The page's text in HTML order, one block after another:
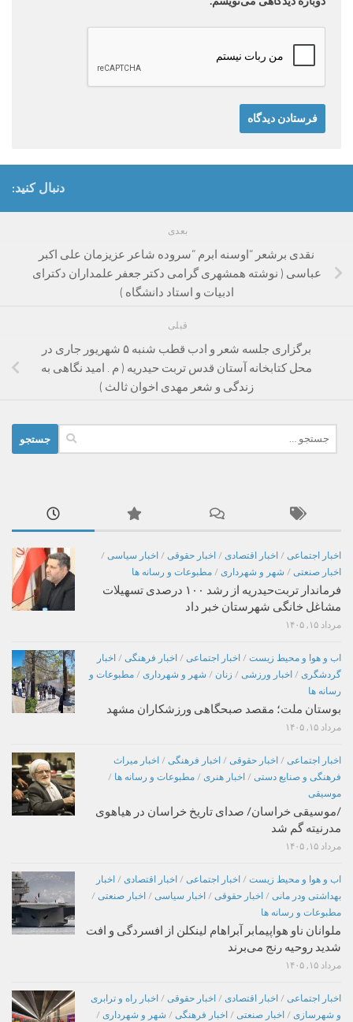
دنبال کنید:
بعدی
نقدی برشعر “اوسنه ابرم “سروده شاعر عزیزمان علی اکبر
عباسی ( نوشته همشهری گرامی دکتر جعفر علمداران دکترای
ادبیات و استاد دانشگاه )
قبلی
برگزاری جلسه شعر و ادب قطب شنبه ۵ شهریور جاری در
محل کتابخانه آستان قدس تربت حیدریه ( م . امید نگاهی به
زندگی و شعر مهدی اخوان ثالث )
برای:
اخبار اجتماعی / اخبار اقتصادی / اخبار حقوقی / اخبار سیاسی /
اخبار صنعتی / شهر و شهرداری / مطبوعات و رسانه ها
فرماندار تربت‌حیدریه از رشد ۱۰۰ درصدی تسهیلات
مشاغل خانگی شهرستان خبر داد
مرداد ۱۵, ۱۴۰۵
اب و هوا و محیط زیست / اخبار اجتماعی / اخبار فرهنگی / اخبار
گردشگری / اخبار ورزشی / زنان / شهر و شهرداری / مطبوعات و
رسانه ها
بوستان ملت؛ مقصد صبحگاهی ورزشکاران مشهد
مرداد ۱۵, ۱۴۰۵
اخبار اجتماعی / اخبار حقوقی / اخبار فرهنگی / اخبار میراث
فرهنگی و صنایع دستی / اخبار هنری / مطبوعات و رسانه ها /
موسیقی
/موسیقی خراسان/ صدای تاریخ خراسان در هیاهوی
مدرنیته گم شد
مرداد ۱۵, ۱۴۰۵
اب و هوا و محیط زیست / اخبار اجتماعی / اخبار اقتصادی / اخبار
بهداشتی ودر مانی / اخبار حقوقی / اخبار سیاسی / اخبار صنعتی /
مطبوعات و رسانه ها
ملوانان ناو هواپیمابر آبراهام لینکلن از افسردگی و افت
شدید روحیه رنج می‌برند
مرداد ۱۵, ۱۴۰۵
اخبار اجتماعی / اخبار اقتصادی / اخبار حقوقی / اخبار راه و ترابری
و شهرسازی / اخبار صنعتی / اخبار فرهنگی / شهر و شهرداری /